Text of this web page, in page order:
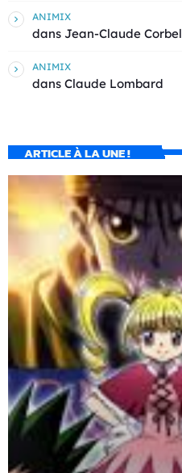
ANIMIX
dans Jean-Claude Corbel
ANIMIX
dans Claude Lombard
ARTICLE À LA UNE !